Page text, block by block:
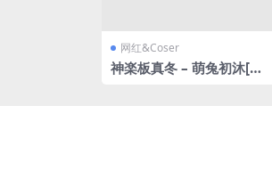
网红&Coser
神楽板真冬 – 萌兔初沐[15